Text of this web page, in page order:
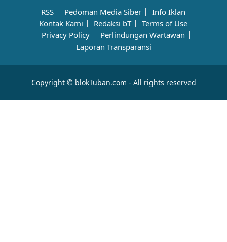
RSS Pedoman Media Siber
Info Iklan
Kontak Kami
Redaksi bT
Terms of Use
Privacy Policy
Perlindungan Wartawan
Laporan Transparansi
Copyright © blokTuban.com - All rights reserved